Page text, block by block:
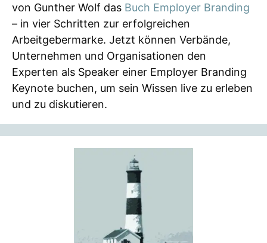
von Gunther Wolf das Buch Employer Branding
– in vier Schritten zur erfolgreichen
Arbeitgebermarke. Jetzt können Verbände,
Unternehmen und Organisationen den
Experten als Speaker einer Employer Branding
Keynote buchen, um sein Wissen live zu erleben
und zu diskutieren.